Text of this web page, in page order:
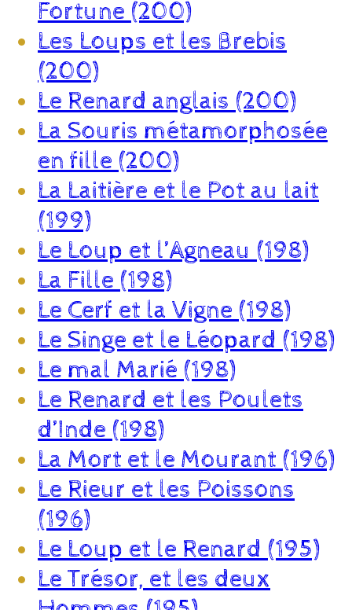
Fortune (200)
Les Loups et les Brebis
(200)
Le Renard anglais (200)
La Souris métamorphosée
en fille (200)
La Laitière et le Pot au lait
(199)
Le Loup et l’Agneau (198)
La Fille (198)
Le Cerf et la Vigne (198)
Le Singe et le Léopard (198)
Le mal Marié (198)
Le Renard et les Poulets
d’Inde (198)
La Mort et le Mourant (196)
Le Rieur et les Poissons
(196)
Le Loup et le Renard (195)
Le Trésor, et les deux